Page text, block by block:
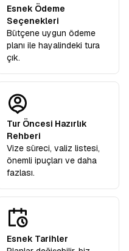
Esnek Ödeme
Seçenekleri
Bütçene uygun ödeme
planı ile hayalindeki tura
çık.
Tur Öncesi Hazırlık
Rehberi
Vize süreci, valiz listesi,
önemli ipuçları ve daha
fazlası.
Esnek Tarihler